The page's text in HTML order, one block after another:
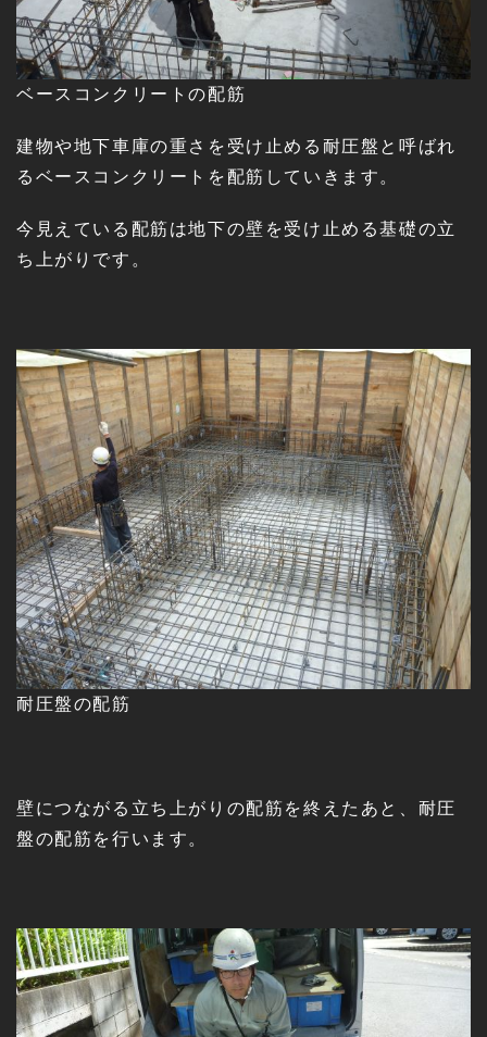
ベースコンクリートの配筋
建物や地下車庫の重さを受け止める耐圧盤と呼ばれ
るベースコンクリートを配筋していきます。
今見えている配筋は地下の壁を受け止める基礎の立
ち上がりです。
耐圧盤の配筋
壁につながる立ち上がりの配筋を終えたあと、耐圧
盤の配筋を行います。